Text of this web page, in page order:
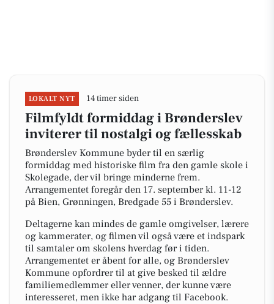
LOKALT NYT 14 timer siden
Filmfyldt formiddag i Brønderslev
inviterer til nostalgi og fællesskab
Brønderslev Kommune byder til en særlig
formiddag med historiske film fra den gamle skole i
Skolegade, der vil bringe minderne frem.
Arrangementet foregår den 17. september kl. 11-12
på Bien, Grønningen, Bredgade 55 i Brønderslev.
Deltagerne kan mindes de gamle omgivelser, lærere
og kammerater, og filmen vil også være et indspark
til samtaler om skolens hverdag før i tiden.
Arrangementet er åbent for alle, og Brønderslev
Kommune opfordrer til at give besked til ældre
familiemedlemmer eller venner, der kunne være
interesseret, men ikke har adgang til Facebook.